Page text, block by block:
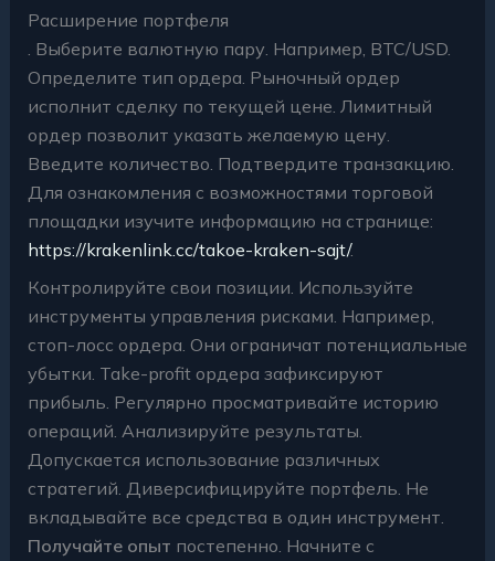
Расширение портфеля
. Выберите валютную пару. Например, BTC/USD.
Определите тип ордера. Рыночный ордер
исполнит сделку по текущей цене. Лимитный
ордер позволит указать желаемую цену.
Введите количество. Подтвердите транзакцию.
Для ознакомления с возможностями торговой
площадки изучите информацию на странице:
https://krakenlink.cc/takoe-kraken-sajt/.
Контролируйте свои позиции. Используйте
инструменты управления рисками. Например,
стоп-лосс ордера. Они ограничат потенциальные
убытки. Take-profit ордера зафиксируют
прибыль. Регулярно просматривайте историю
операций. Анализируйте результаты.
Допускается использование различных
стратегий. Диверсифицируйте портфель. Не
вкладывайте все средства в один инструмент.
Получайте опыт постепенно. Начните с